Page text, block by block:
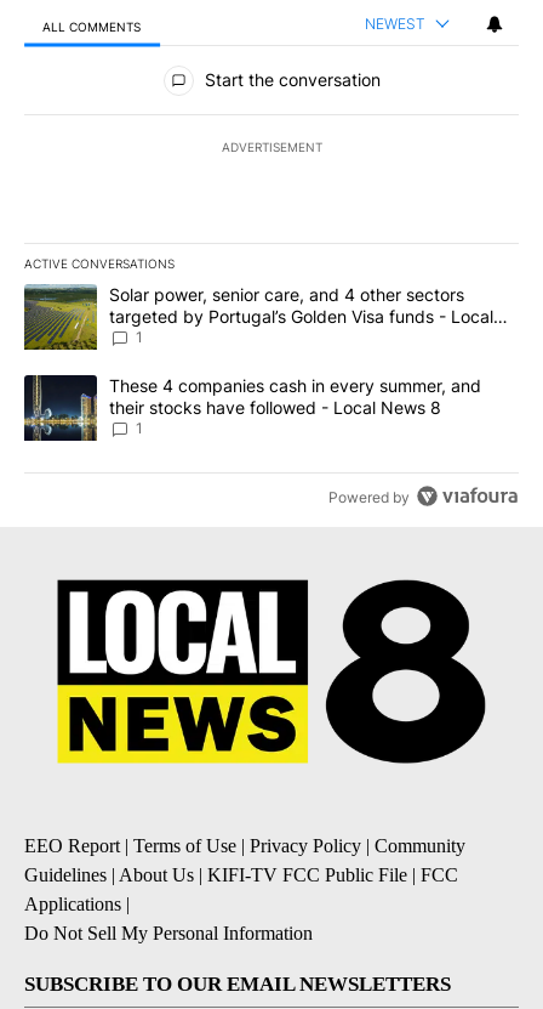
ALL COMMENTS NEWEST
All Comments
Start the conversation
ADVERTISEMENT
ACTIVE CONVERSATIONS
The following is a list of the most commented articles in the last
A trending article titled "Solar power, senior care, and 4 other
Solar power, senior care, and 4 other sectors
targeted by Portugal’s Golden Visa funds - Local
News 8
1
A trending article titled "These 4 companies cash in every
These 4 companies cash in every summer, and
their stocks have followed - Local News 8
1
Powered by
EEO Report | Terms of Use | Privacy Policy | Community
Guidelines | About Us | KIFI-TV FCC Public File | FCC
Applications |
Do Not Sell My Personal Information
SUBSCRIBE TO OUR EMAIL NEWSLETTERS